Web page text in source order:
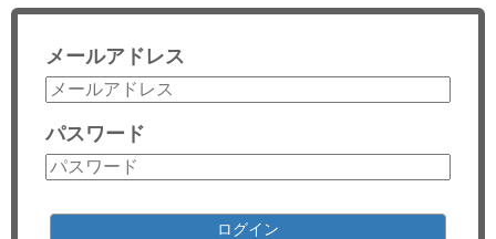
採用情報
お問い合わせ
コンサルティング
リサーチ
メールアドレス
パスワード
ログイン